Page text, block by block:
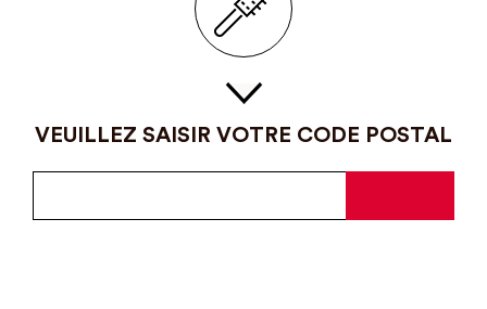
VEUILLEZ SAISIR VOTRE CODE POSTAL